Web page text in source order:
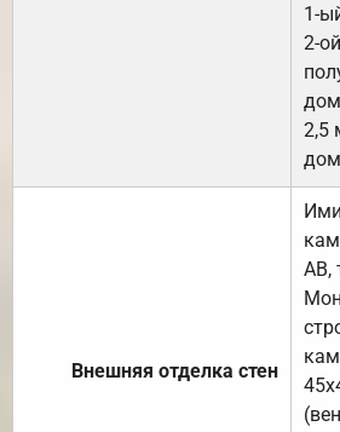
1-
2-
2,5
Внешняя отделка стен
АВ,